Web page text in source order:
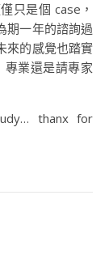
只是個 case，
期一年的諮詢過
來的感覺也踏實
專業還是請專家
thanx for